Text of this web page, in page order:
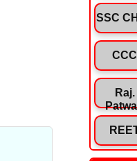
SSC
CCC
Raj.